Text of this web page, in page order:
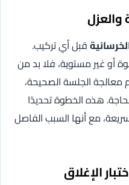
والعزل
قبل أي تركيب.
أو غير مستوية، فلا بد من
معالجة الجلسة الصحيحة،
هذه الخطوة تحديدًا
مع أنها السبب الفاصل
الإغلاق